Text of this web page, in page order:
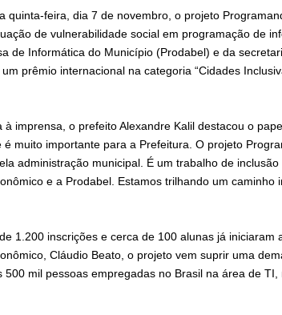
quinta-feira, dia 7 de novembro, o projeto
de vulnerabilidade social em programação de
de Informática do Município (Prodabel) e da
prêmio internacional na categoria “Cidades
imprensa, o prefeito Alexandre Kalil destacou o
muito importante para a Prefeitura. O projeto
administração municipal. É um trabalho de inclusão
e a Prodabel. Estamos trilhando um caminho
1.200 inscrições e cerca de 100 alunas já iniciaram
Cláudio Beato, o projeto vem suprir uma
mil pessoas empregadas no Brasil na área de TI,